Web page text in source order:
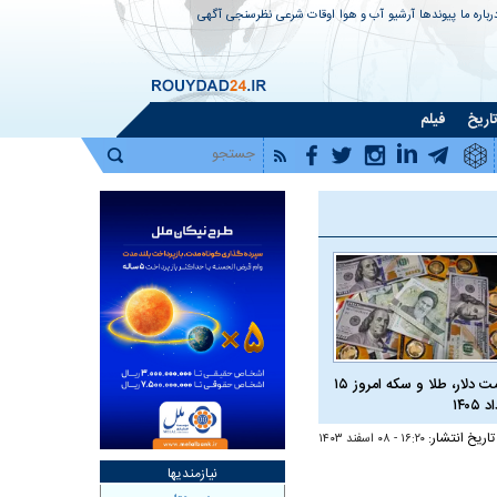
ما پیوندها آرشیو آب و هوا اوقات شرعی نظرسنجی آگهی
تاریخ فیلم
قیمت دلار، طلا و سکه امروز ۱۵
تاریخ انتشار: ۱۶:۲۰ - ۰۸ اسفند ۱۴۰۳
نیازمندیها